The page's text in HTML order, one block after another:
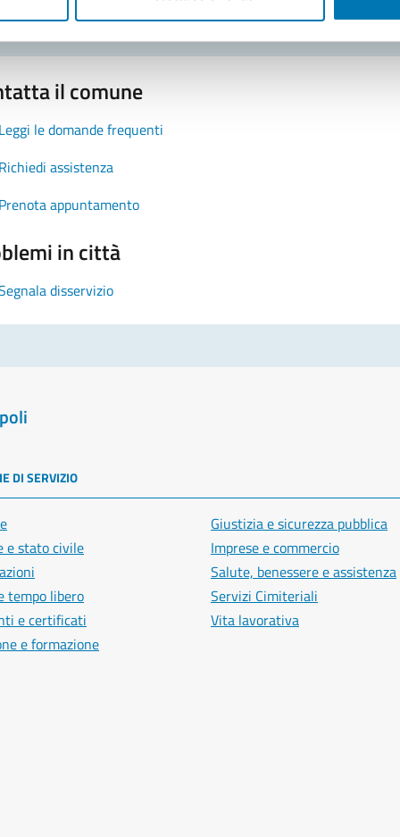
il comune
le domande frequenti
assistenza
appuntamento
in città
disservizio
DI SERVIZIO
e stato civile
tempo libero
e certificati
e formazione
Giustizia e sicurezza pubblica
Imprese e commercio
Salute, benessere e assistenza
Servizi Cimiteriali
Vita lavorativa